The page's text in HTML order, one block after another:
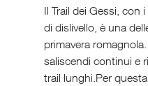
Il Trail dei Gessi, con
di dislivello, è una
primavera
saliscendi continui e
trail lunghi.Per